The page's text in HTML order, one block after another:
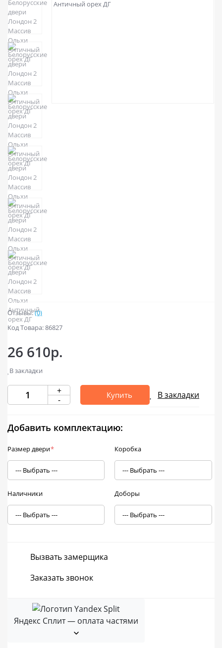
Отзывы:(0)
Код Товара: 86827
26 610р.
В закладки
+
-
Купить В закладки
Добавить комплектацию:
Размер двери* Коробка
Наличники Доборы
Вызвать замерщика
Заказать звонок
Яндекс Сплит — оплата частями